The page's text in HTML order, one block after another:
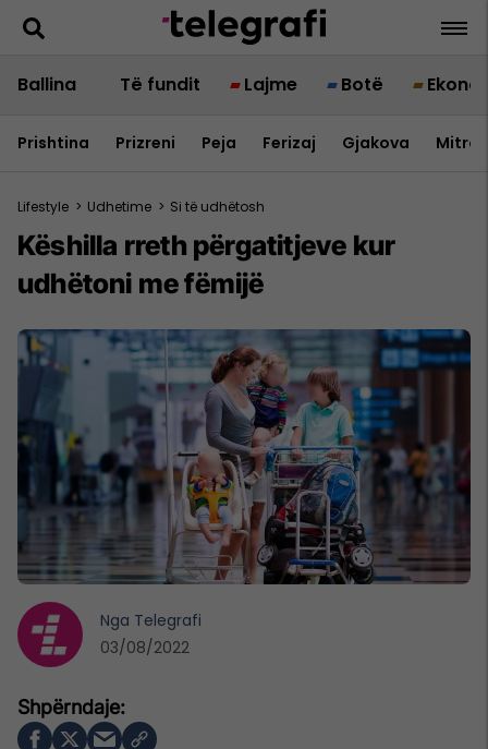
Ballina Të fundit Lajme Botë
Prishtina Prizreni Peja Ferizaj Gjakova
Lifestyle > Udhetime > Si të udhëtosh
Këshilla rreth përgatitjeve kur
udhëtoni me fëmijë
Nga Telegrafi
03/08/2022